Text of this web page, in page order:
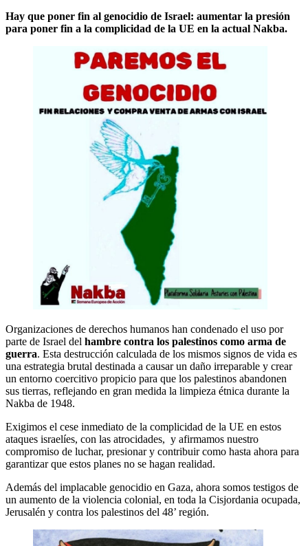
Hay que poner fin al genocidio de Israel: aumentar la presión
para poner fin a la complicidad de la UE en la actual Nakba.
Organizaciones de derechos humanos han condenado el uso por
parte de Israel del hambre contra los palestinos como arma de
guerra. Esta destrucción calculada de los mismos signos de vida es
una estrategia brutal destinada a causar un daño irreparable y crear
un entorno coercitivo propicio para que los palestinos abandonen
sus tierras, reflejando en gran medida la limpieza étnica durante la
Nakba de 1948.
Exigimos el cese inmediato de la complicidad de la UE en estos
ataques israelíes, con las atrocidades, y afirmamos nuestro
compromiso de luchar, presionar y contribuir como hasta ahora para
garantizar que estos planes no se hagan realidad.
Además del implacable genocidio en Gaza, ahora somos testigos de
un aumento de la violencia colonial, en toda la Cisjordania ocupada,
Jerusalén y contra los palestinos del 48’ región.